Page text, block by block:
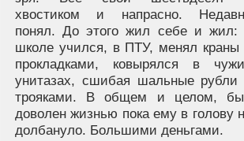
хвостиком и напрасно.
понял. До этого жил себе и жил:
школе учился, в ПТУ, менял краны
прокладками, ковырялся в
унитазах, сшибая шальные рубли
трояками. В общем и целом,
доволен жизнью пока ему в голову
долбануло. Большими деньгами.